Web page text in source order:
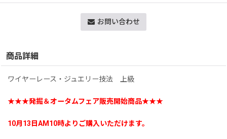
お問い合わせ
商品詳細
ワイヤーレース・ジュエリー技法 上級
★★★発掘＆オータムフェア販売開始商品★★★
10月13日AM10時よりご購入いただけます。